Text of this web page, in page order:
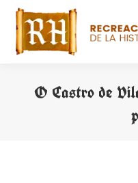
O Castro de